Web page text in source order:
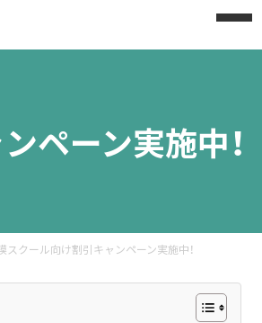
ペーン実施中！
スクール向け割引キャンペーン実施中！